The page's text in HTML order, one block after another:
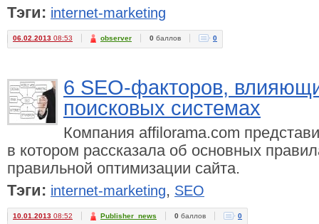
Тэги: internet-marketing
06.02.2013 08:53 observer 0 баллов 0
6 SEO-факторов,
поисковых системах
Компания affilorama.com
в котором рассказала об основных
правильной оптимизации сайта.
Тэги: internet-marketing, SEO
10.01.2013 08:52 Publisher_news 0 баллов 0